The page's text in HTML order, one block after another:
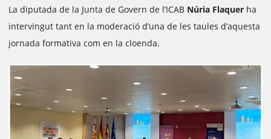
La diputada de la Junta de Govern de l’ICAB Núria Flaquer ha
intervingut tant en la moderació d’una de les taules d’aquesta
jornada formativa com en la cloenda.